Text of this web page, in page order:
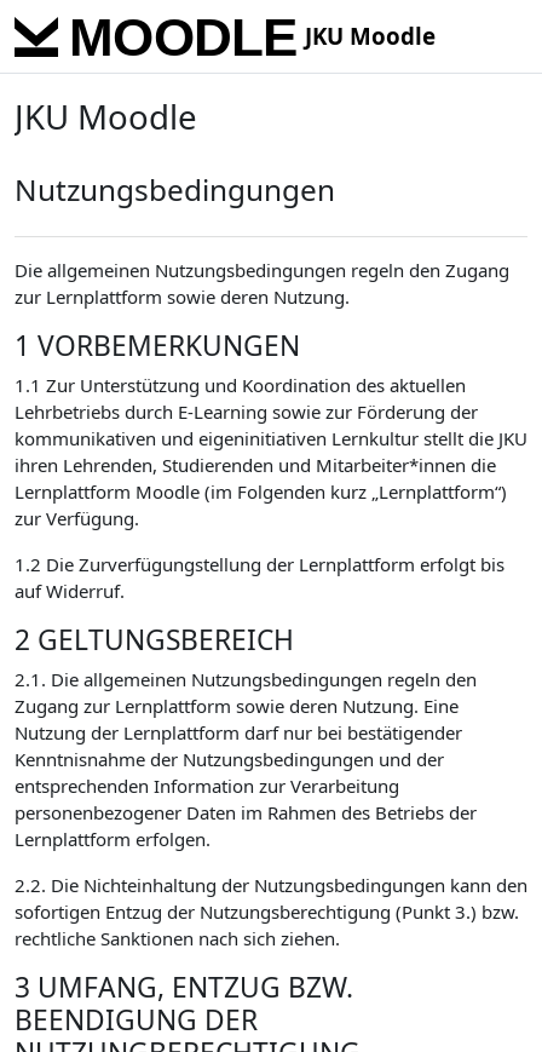
Skip to main content
JKU Moodle
JKU Moodle
Nutzungsbedingungen
Die allgemeinen Nutzungsbedingungen regeln den Zugang
zur Lernplattform sowie deren Nutzung.
1 VORBEMERKUNGEN
1.1 Zur Unterstützung und Koordination des aktuellen
Lehrbetriebs durch E-Learning sowie zur Förderung der
kommunikativen und eigeninitiativen Lernkultur stellt die JKU
ihren Lehrenden, Studierenden und Mitarbeiter*innen die
Lernplattform Moodle (im Folgenden kurz „Lernplattform“)
zur Verfügung.
1.2 Die Zurverfügungstellung der Lernplattform erfolgt bis
auf Widerruf.
2 GELTUNGSBEREICH
2.1. Die allgemeinen Nutzungsbedingungen regeln den
Zugang zur Lernplattform sowie deren Nutzung. Eine
Nutzung der Lernplattform darf nur bei bestätigender
Kenntnisnahme der Nutzungsbedingungen und der
entsprechenden Information zur Verarbeitung
personenbezogener Daten im Rahmen des Betriebs der
Lernplattform erfolgen.
2.2. Die Nichteinhaltung der Nutzungsbedingungen kann den
sofortigen Entzug der Nutzungsberechtigung (Punkt 3.) bzw.
rechtliche Sanktionen nach sich ziehen.
3 UMFANG, ENTZUG BZW.
BEENDIGUNG DER